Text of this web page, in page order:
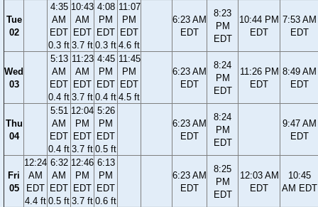
Tue
02
4:35
AM
EDT
0.3 ft
10:43
AM
EDT
3.7 ft
4:08
PM
EDT
0.3 ft
11:07
PM
EDT
4.6 ft
6:23 AM
EDT
8:23
PM
EDT
10:44 PM
EDT
7:53 AM
EDT
Wed
03
5:13
AM
EDT
0.4 ft
11:23
AM
EDT
3.7 ft
4:45
PM
EDT
0.4 ft
11:45
PM
EDT
4.5 ft
6:23 AM
EDT
8:24
PM
EDT
11:26 PM
EDT
8:49 AM
EDT
Thu
04
5:51
AM
EDT
0.4 ft
12:04
PM
EDT
3.7 ft
5:26
PM
EDT
0.5 ft
6:23 AM
EDT
8:24
PM
EDT
9:47 AM
EDT
Fri
05
12:24
AM
EDT
4.4 ft
6:32
AM
EDT
0.5 ft
12:46
PM
EDT
3.7 ft
6:13
PM
EDT
0.6 ft
6:23 AM
EDT
8:25
PM
EDT
12:03 AM
EDT
10:45
AM EDT